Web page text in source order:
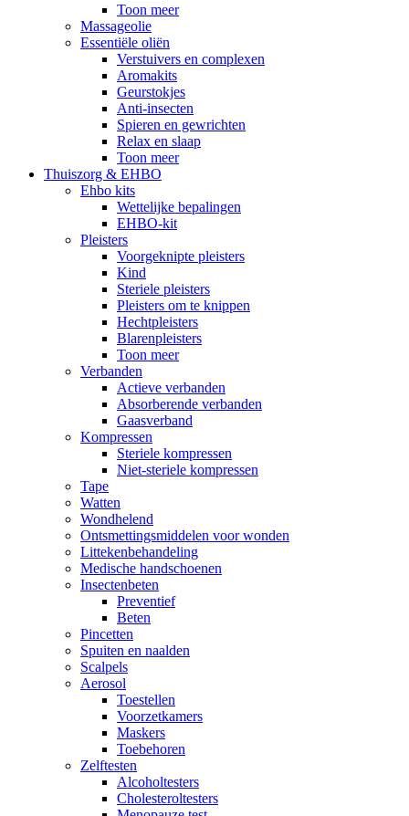
Toon meer
Massageolie
Essentiële oliën
Verstuivers en complexen
Aromakits
Geurstokjes
Anti-insecten
Spieren en gewrichten
Relax en slaap
Toon meer
Thuiszorg & EHBO
Ehbo kits
Wettelijke bepalingen
EHBO-kit
Pleisters
Voorgeknipte pleisters
Kind
Steriele pleisters
Pleisters om te knippen
Hechtpleisters
Blarenpleisters
Toon meer
Verbanden
Actieve verbanden
Absorberende verbanden
Gaasverband
Kompressen
Steriele kompressen
Niet-steriele kompressen
Tape
Watten
Wondhelend
Ontsmettingsmiddelen voor wonden
Littekenbehandeling
Medische handschoenen
Insectenbeten
Preventief
Beten
Pincetten
Spuiten en naalden
Scalpels
Aerosol
Toestellen
Voorzetkamers
Maskers
Toebehoren
Zelftesten
Alcoholtesters
Cholesteroltesters